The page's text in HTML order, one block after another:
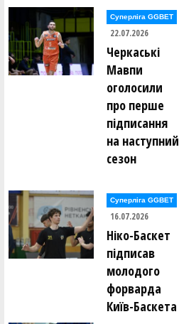
Дмитро Проценко ()
Вадим Пудзирей ()
Віталій Пустовалов ()
Олександр Раєвський ()
Олександр Раєвський ()
Володимир Расків ()
Катерина Редюк ()
Данило Рикунов ()
Іван Росквас ()
Глєб Рудаков ()
Ганна Руденко ()
Андрій Рудик ()
Андрій Рудик ()
Михайло Рудик ()
Альбіна Сазонова ()
Суперліга GGBET
22.07.2026
Черкаські
Мавпи
оголосили
про перше
підписання
на наступний
сезон
Суперліга GGBET
16.07.2026
Ніко-Баскет
підписав
молодого
форварда
Київ-Баскета